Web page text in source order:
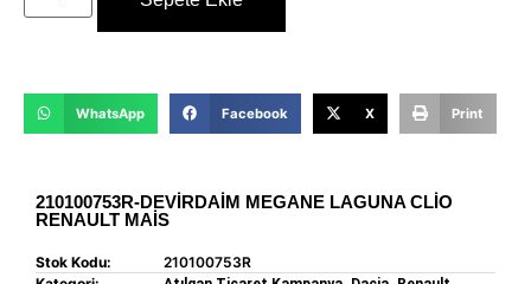
WhatsApp Facebook X Print
210100753R-DEVİRDAİM MEGANE LAGUNA CLİO
RENAULT MAİS
Stok Kodu:
210100753R